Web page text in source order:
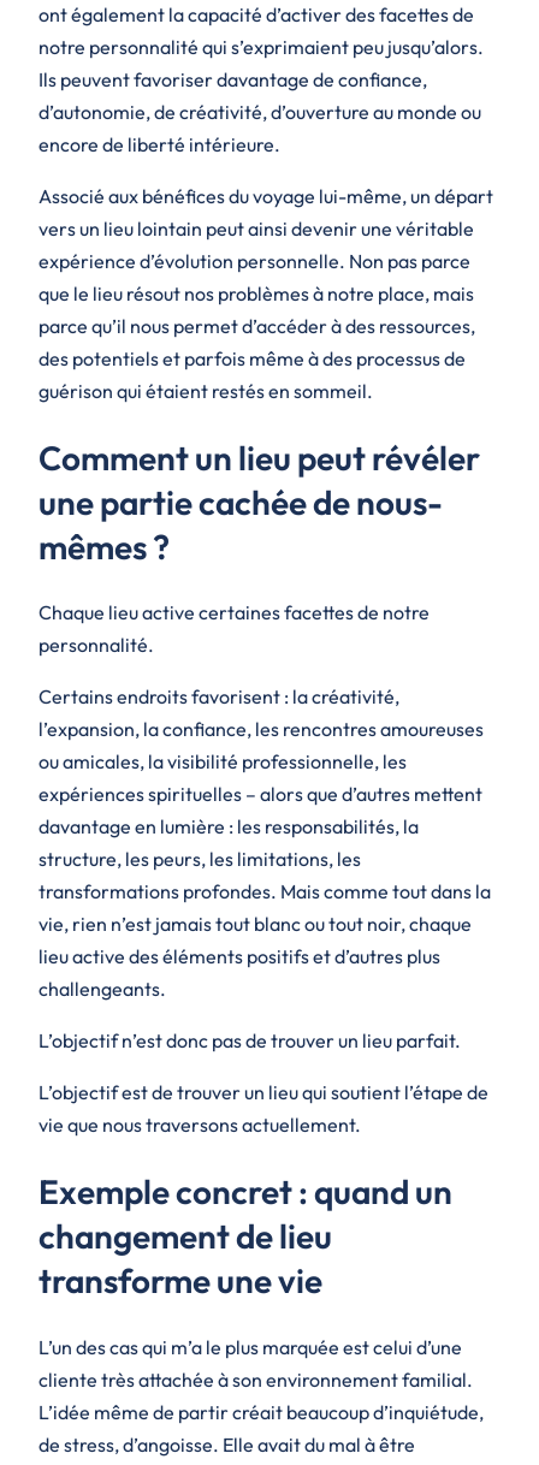
ont également la capacité d’activer des facettes de
notre personnalité qui s’exprimaient peu jusqu’alors.
Ils peuvent favoriser davantage de confiance,
d’autonomie, de créativité, d’ouverture au monde ou
encore de liberté intérieure.
Associé aux bénéfices du voyage lui-même, un départ
vers un lieu lointain peut ainsi devenir une véritable
expérience d’évolution personnelle. Non pas parce
que le lieu résout nos problèmes à notre place, mais
parce qu’il nous permet d’accéder à des ressources,
des potentiels et parfois même à des processus de
guérison qui étaient restés en sommeil.
Comment un lieu peut révéler
une partie cachée de nous-
mêmes ?
Chaque lieu active certaines facettes de notre
personnalité.
Certains endroits favorisent : la créativité,
l’expansion, la confiance, les rencontres amoureuses
ou amicales, la visibilité professionnelle, les
expériences spirituelles – alors que d’autres mettent
davantage en lumière : les responsabilités, la
structure, les peurs, les limitations, les
transformations profondes. Mais comme tout dans la
vie, rien n’est jamais tout blanc ou tout noir, chaque
lieu active des éléments positifs et d’autres plus
challengeants.
L’objectif n’est donc pas de trouver un lieu parfait.
L’objectif est de trouver un lieu qui soutient l’étape de
vie que nous traversons actuellement.
Exemple concret : quand un
changement de lieu
transforme une vie
L’un des cas qui m’a le plus marquée est celui d’une
cliente très attachée à son environnement familial.
L’idée même de partir créait beaucoup d’inquiétude,
de stress, d’angoisse. Elle avait du mal à être